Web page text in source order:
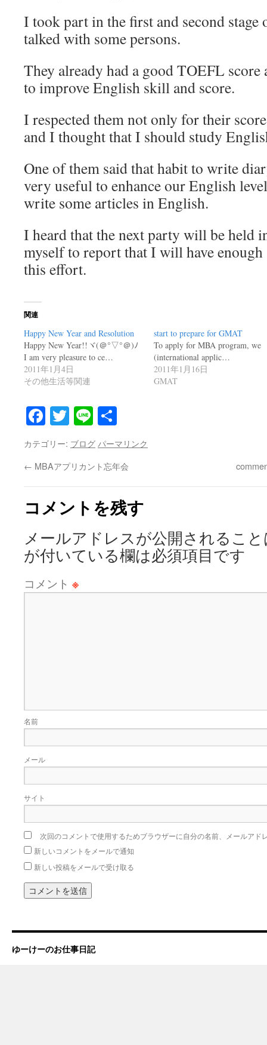
I took part in the first and second stage
talked with some persons.
They already had a good TOEFL score
to improve English skill and score.
I respected them not only for their
and I thought that I should study
One of them said that habit to write
very useful to enhance our English
write some articles in English.
I heard that the next party will be held
myself to report that I will have enough
this effort.
関連
Happy New Year and Resolution
Happy New Year!!ヾ(＠°▽°＠)ﾉ
I am very pleasure to ce…
2011年1月4日
その他生活等関連
start to prepare for GMAT
To apply for MBA program, we
(international applic…
2011年1月16日
GMAT
Facebook
Twitter
Line
有
カテゴリー: ブログパーマリンク
← MBAアプリカント忘年会
コメントを残す
メールアドレスが公開されるこ
が付いている欄は必須項目です
コメント ※
名前
メール
サイト
次回のコメントで使用するためブラウザーに自分の名前、メールアド
新しいコメントをメールで通知
新しい投稿をメールで受け取る
ゆーけーのお仕事日記